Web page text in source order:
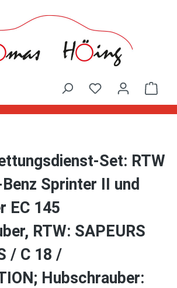
Set: RTW
Sprinter II und
EC 145
RTW: SAPEURS
/ C 18 /
Hubschrauber: